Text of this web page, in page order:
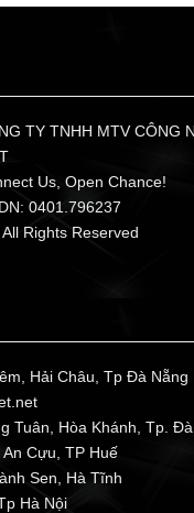
TY TNHH MTV CÔNG
Us, Open Chance!
0401.796237
Rights Reserved
Hải Châu, Tp Đà Nẵng
Tuân, Hòa Khánh, Tp.
Cựu, TP Huế
Sen, Hà Tĩnh
Hà Nội